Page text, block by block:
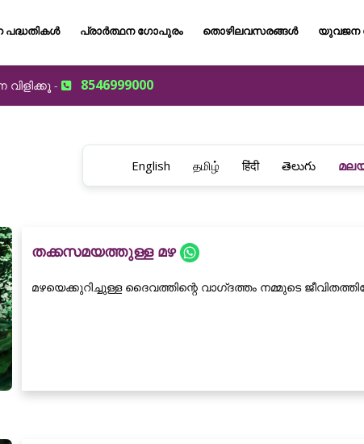
പ്രാർത്ഥന ഗോപുരം തൊഴിലവസരങ്ങൾ
- 8546999000
English தமிழ் हिंदी తెలుగు
തക്കസമയത്തുള്ള മഴ
മഴയെക്കുറിച്ചുള്ള ദൈവത്തിന്റെ വാഗ്‌ദത്തം നമ്മുടെ